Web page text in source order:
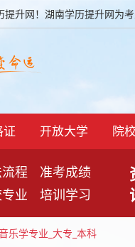
！湖南学历提升网为考生提
证 开放大学 院
程
准考成绩
业
培训学习
乐学专业_大专_本科